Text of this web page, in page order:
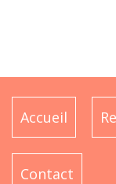
Accueil
Contact